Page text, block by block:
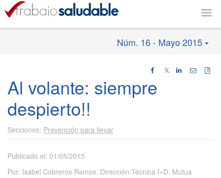
Núm. 16 - Mayo 2015
𝕏
Al volante: siempre
despierto!!
Prevención para llevar
Publicado el: 01/05/2015
Por: Isabel Cobreros Ramos. Dirección Técnica I+D. Mutua